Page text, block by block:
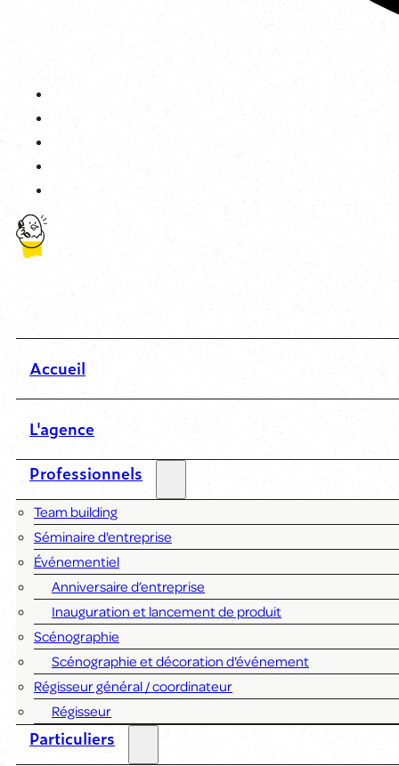
Accueil
L'agence
Professionnels
Team building
Séminaire d'entreprise
Événementiel
Anniversaire d’entreprise
Inauguration et lancement de produit
Scénographie
Scénographie et décoration d'événement
Régisseur général / coordinateur
Régisseur
Particuliers